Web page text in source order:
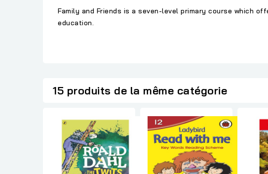
Family and Friends is a seven-level primary course which
education.
15 produits de la même catégorie